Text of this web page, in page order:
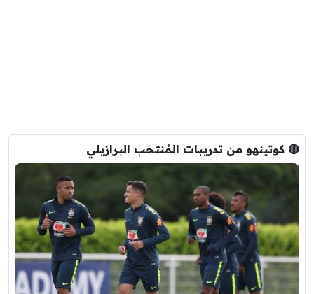
🔴 كوتينهو من تدريبات المُنتخب البرازيلي